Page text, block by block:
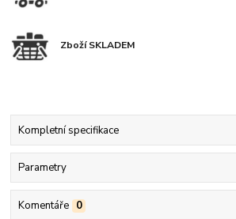
Zboží SKLADEM
Kompletní specifikace
Parametry
Komentáře 0